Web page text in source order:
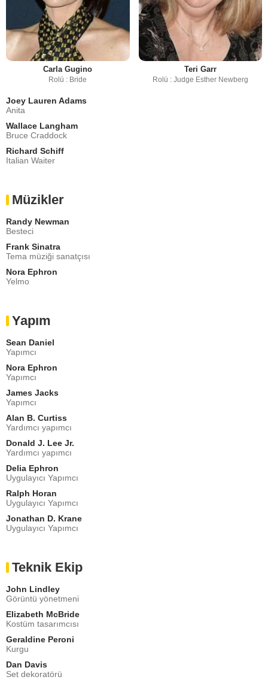
Carla Gugino
Rolü : Bride
Teri Garr
Rolü : Judge Esther Newberg
Joey Lauren Adams
Anita
Wallace Langham
Bruce Craddock
Richard Schiff
Italian Waiter
Müzikler
Randy Newman
Besteci
Frank Sinatra
Tema müziği sanatçısı
Nora Ephron
Yelmo
Yapım
Sean Daniel
Yapımcı
Nora Ephron
Yapımcı
James Jacks
Yapımcı
Alan B. Curtiss
Yardımcı yapımcı
Donald J. Lee Jr.
Yardımcı yapımcı
Delia Ephron
Uygulayıcı Yapımcı
Ralph Horan
Uygulayıcı Yapımcı
Jonathan D. Krane
Uygulayıcı Yapımcı
Teknik Ekip
John Lindley
Görüntü yönetmeni
Elizabeth McBride
Kostüm tasarımcısı
Geraldine Peroni
Kurgu
Dan Davis
Set dekoratörü